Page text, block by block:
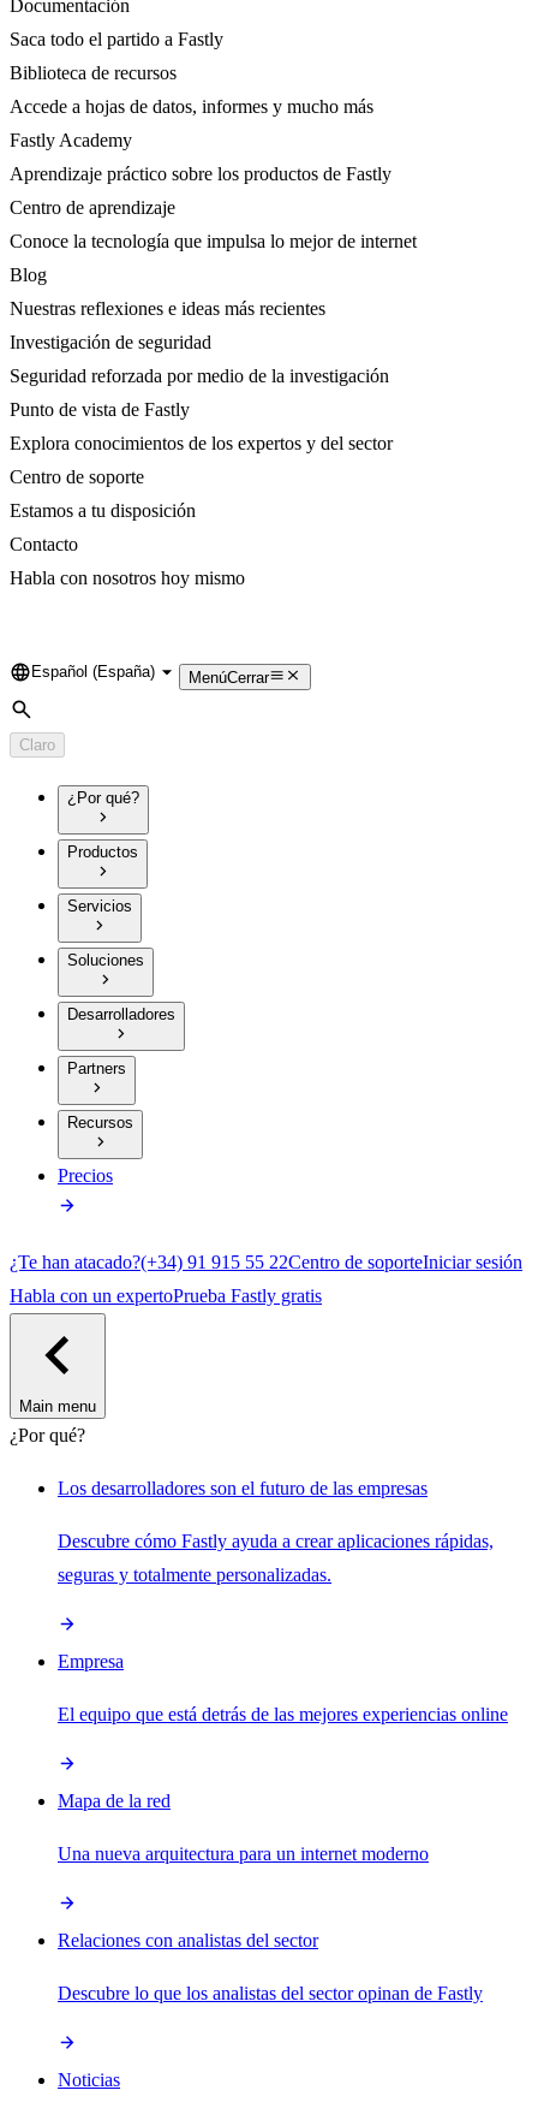
Documentación
Saca todo el partido a Fastly
Biblioteca de recursos
Accede a hojas de datos, informes y mucho más
Fastly Academy
Aprendizaje práctico sobre los productos de Fastly
Centro de aprendizaje
Conoce la tecnología que impulsa lo mejor de internet
Blog
Nuestras reflexiones e ideas más recientes
Investigación de seguridad
Seguridad reforzada por medio de la investigación
Punto de vista de Fastly
Explora conocimientos de los expertos y del sector
Centro de soporte
Estamos a tu disposición
Contacto
Habla con nosotros hoy mismo
Language
Español (España) MenúCerrar
Búsqueda
Claro
¿Por qué?
Productos
Servicios
Soluciones
Desarrolladores
Partners
Recursos
Precios
¿Te han atacado?(+34) 91 915 55 22Centro de soporteIniciar sesión
Habla con un expertoPrueba Fastly gratis
Main menu
¿Por qué?
Los desarrolladores son el futuro de las empresas
Descubre cómo Fastly ayuda a crear aplicaciones rápidas,
seguras y totalmente personalizadas.
Empresa
El equipo que está detrás de las mejores experiencias online
Mapa de la red
Una nueva arquitectura para un internet moderno
Relaciones con analistas del sector
Descubre lo que los analistas del sector opinan de Fastly
Noticias